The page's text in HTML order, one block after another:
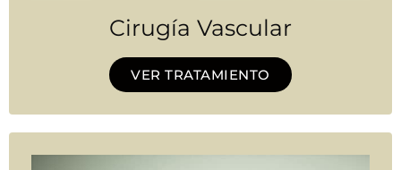
Cirugía Vascular
VER TRATAMIENTO